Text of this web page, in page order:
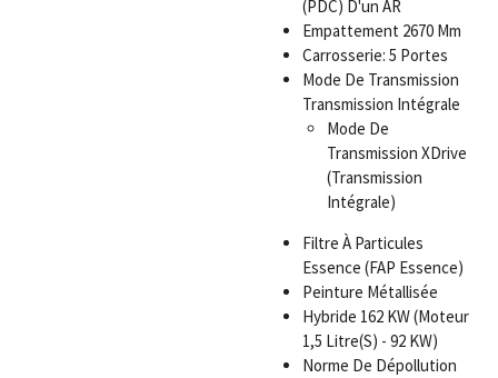
(PDC) D'un AR
Empattement 2670 Mm
Carrosserie: 5 Portes
Mode De Transmission
Transmission Intégrale
Mode De
Transmission XDrive
(Transmission
Intégrale)
Filtre À Particules
Essence (FAP Essence)
Peinture Métallisée
Hybride 162 KW (Moteur
1,5 Litre(S) - 92 KW)
Norme De Dépollution